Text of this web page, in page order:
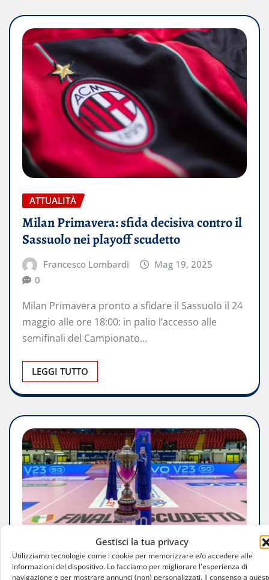
Gestisci la tua privacy
Utilizziamo tecnologie come i cookie per memorizzare e/o accedere alle
informazioni del dispositivo. Lo facciamo per migliorare l'esperienza di
navigazione e per mostrare annunci (non) personalizzati. Il consenso a
ATTUALITÀ
Milan Primavera: sfida decisiva contro il
Sassuolo nei playoff scudetto
Francesco Lombardi
Mag 19, 2025
0
Milan Primavera pronto a sfidare il Sassuolo il 24
maggio alle ore 18:00: in palio l’accesso alle
semifinali del Campionato…
LEGGI TUTTO
ATTUALITÀ